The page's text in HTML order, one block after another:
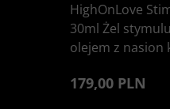
HighOnLove
30ml Żel
olejem z nasion
179,00 PLN